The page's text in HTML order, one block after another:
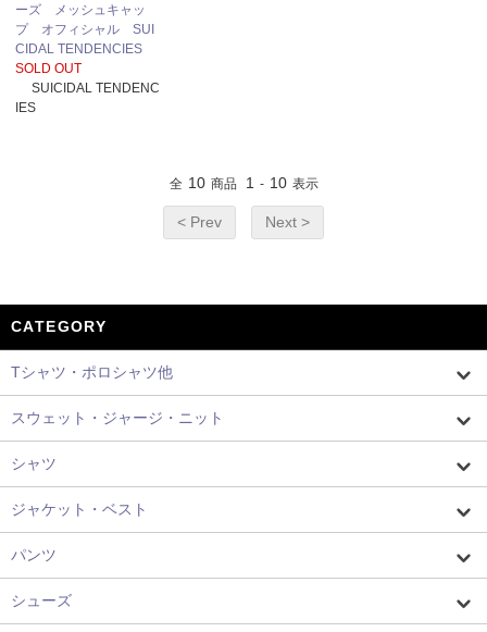
ーズ メッシュキャッ
プ オフィシャル SUI
CIDAL TENDENCIES
SOLD OUT
SUICIDAL TENDENC
IES
全 10 商品 1 - 10 表示
< Prev Next >
CATEGORY
Tシャツ・ポロシャツ他
スウェット・ジャージ・ニット
シャツ
ジャケット・ベスト
パンツ
シューズ